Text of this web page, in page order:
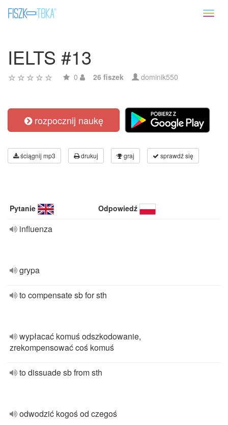
IELTS #13
0 26 fiszek dominik550
rozpocznij naukę
ściągnij mp3 drukuj graj sprawdź się
Pytanie Odpowiedź
influenza
grypa
to compensate sb for sth
wypłacać komuś odszkodowanie,
zrekompensować coś komuś
to dissuade sb from sth
odwodzić kogoś od czegoś